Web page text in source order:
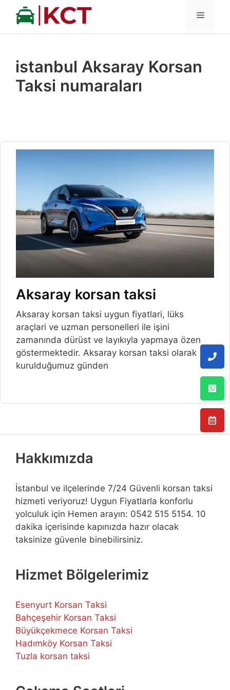
İçeriğe
MENÜ
istanbul Aksaray Korsan
Taksi numaraları
Aksaray korsan taksi
Aksaray korsan taksi uygun fiyatlari, lüks
araçlari ve uzman personelleri ile işini
zamanında dürüst ve layıkıyla yapmaya özen
göstermektedir. Aksaray korsan taksi olarak
kurulduğumuz günden
Hakkımızda
İstanbul ve ilçelerinde 7/24 Güvenli korsan taksi
hizmeti veriyoruz! Uygun Fiyatlarla konforlu
yolculuk için Hemen arayın: 0542 515 5154. 10
dakika içerisinde kapınızda hazır olacak
taksinize güvenle binebilirsiniz.
Hizmet Bölgelerimiz
Esenyurt Korsan Taksi
Bahçeşehir Korsan Taksi
Büyükçekmece Korsan Taksi
Hadımköy Korsan Taksi
Tuzla korsan taksi